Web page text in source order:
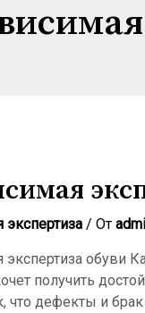
/ От
обуви
получить
что дефекты и